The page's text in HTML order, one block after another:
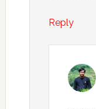
Reply